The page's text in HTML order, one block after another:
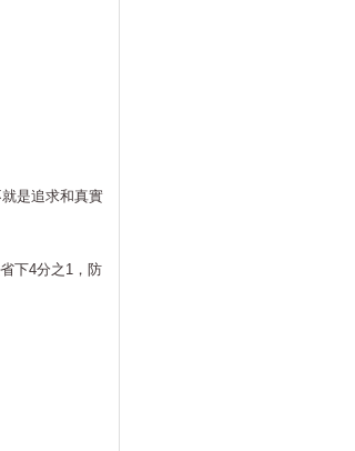
是追求和真實
下4分之1，防